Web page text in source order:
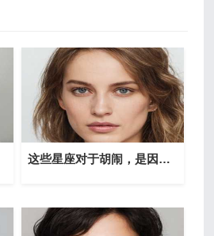
这些星座对于胡闹，是因为依赖